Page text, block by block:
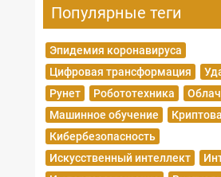
Популярные теги
Эпидемия коронавируса
Цифровая трансформация
Рунет
Робототехника
Машинное обучение
Кибербезопасность
Искусственный интеллект